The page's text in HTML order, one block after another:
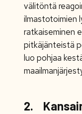
välitöntä
ilmastotoimien
ratkaiseminen
pitkäjänteistä
luo pohjaa
2.